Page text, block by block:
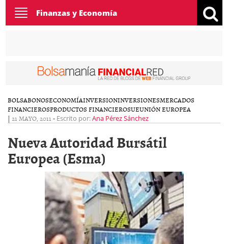
Toggle
navigation
Finanzas y Economía
BOLSABONOSECONOMÍAINVERSIONINVERSIONESMERCADOS
FINANCIEROSPRODUCTOS FINANCIEROSUEUNIÓN EUROPEA
| 21 MAYO, 2011 - Escrito por:Ana Pérez Sánchez
Nueva Autoridad Bursátil
Europea (Esma)